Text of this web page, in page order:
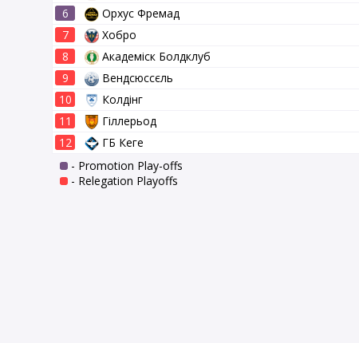
6
Орхус Фремад
7
Хобро
8
Академіск Болдклуб
9
Вендсюссєль
10
Колдінг
11
Гіллерьод
12
ГБ Кеге
- Promotion Play-offs
- Relegation Playoffs